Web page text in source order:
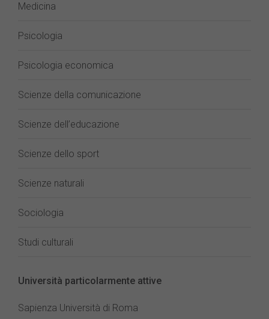
Medicina
Psicologia
Psicologia economica
Scienze della comunicazione
Scienze dell’educazione
Scienze dello sport
Scienze naturali
Sociologia
Studi culturali
Università particolarmente attive
Sapienza Università di Roma